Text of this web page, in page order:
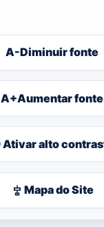
A-Diminuir fonte
A+Aumentar fonte
Ativar alto
Mapa do Site